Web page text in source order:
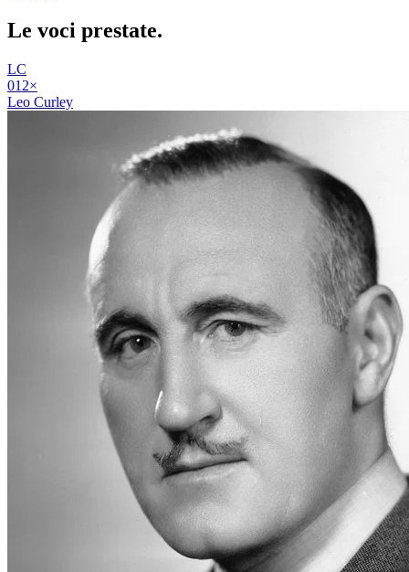
Le voci prestate.
LC
01 2×
Leo Curley